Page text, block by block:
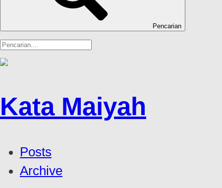
Pencarian
Kata Maiyah
Posts
Archive